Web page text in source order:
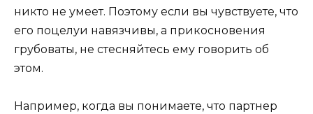
никто не умеет. Поэтому если вы чувствуете, что
его поцелуи навязчивы, а прикосновения
грубоваты, не стесняйтесь ему говорить об
этом.
Например, когда вы понимаете, что партнер